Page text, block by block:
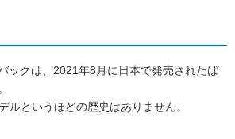
ックは、2021年8月に日本で発売されたば
ルというほどの歴史はありません。